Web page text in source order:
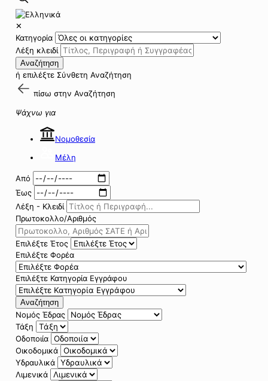
✕
Κατηγορία
Λέξη κλειδί
Αναζήτηση
ή επιλέξτε Σύνθετη Αναζήτηση
πίσω στην Αναζήτηση
Ψάχνω για
Νομοθεσία
Μέλη
Από
Έως
Λέξη - Κλειδί
Πρωτοκολλο/Αριθμός
Επιλέξτε Έτος
Επιλέξτε Φορέα
Επιλέξτε Κατηγορία Εγγράφου
Αναζήτηση
Νομός Έδρας
Τάξη
Οδοποιία
Οικοδομικά
Υδραυλικά
Λιμενικά